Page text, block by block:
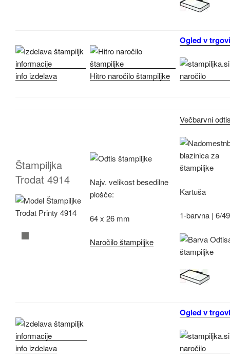
info izdelava Hitro naročilo štampiljke
Ogled v
Štampiljka
Trodat 4914
Najv. velikost besedilne
plošče:
64 x 26 mm
Naročilo štampiljke
Večbarvni
Kartuša
1-barvna | 6/
info izdelava
Ogled v